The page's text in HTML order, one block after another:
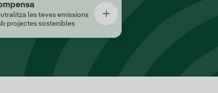
les teves emissions
projectes sostenibles